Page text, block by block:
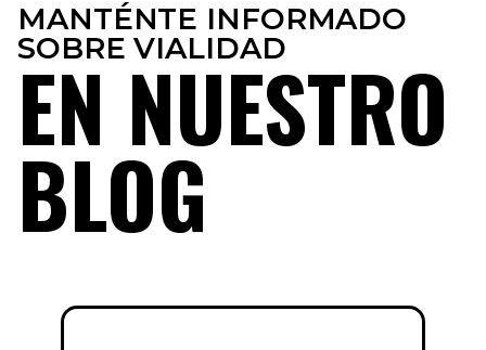
MANTÉNTE INFORMADO
SOBRE VIALIDAD
EN NUESTRO
BLOG